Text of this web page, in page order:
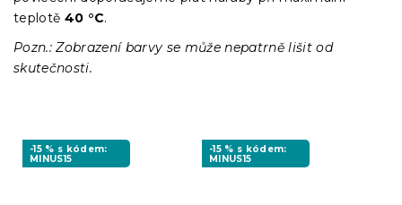
teplotě 40 °C.
Pozn.: Zobrazení barvy se může nepatrně lišit od
skutečnosti.
-15 % s kódem:
MINUS15
-15 % s kódem:
MINUS15